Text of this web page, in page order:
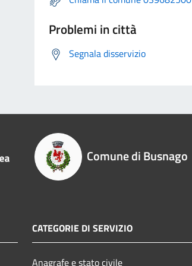
Problemi in città
Segnala disservizio
Comune di Busnago
CATEGORIE DI SERVIZIO
Anagrafe e stato civile